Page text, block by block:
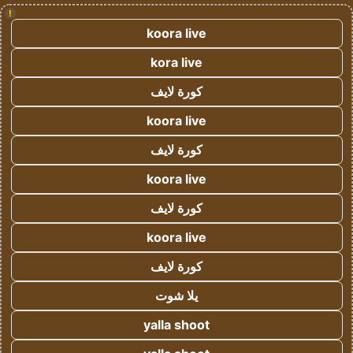
!
koora live
kora live
كورة لايف
koora live
كورة لايف
koora live
كورة لايف
koora live
كورة لايف
يلا شوت
yalla shoot